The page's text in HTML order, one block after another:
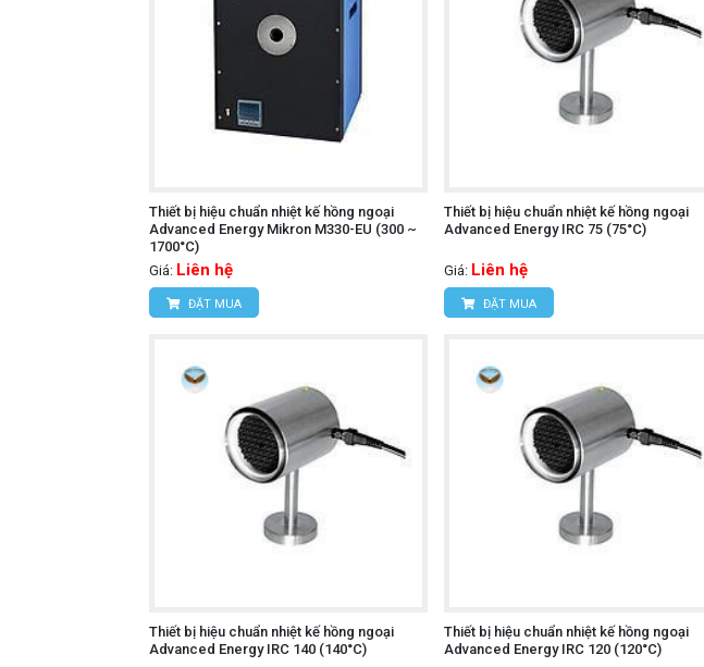
Thiết bị hiệu chuẩn nhiệt kế hồng ngoại
Advanced Energy Mikron M330-EU (300 ~
1700°C)
Giá: Liên hệ
ĐẶT MUA
Thiết bị hiệu chuẩn nhiệt kế hồng ngoại
Advanced Energy IRC 75 (75°C)
Giá: Liên hệ
ĐẶT MUA
Thiết bị hiệu chuẩn nhiệt kế hồng ngoại
Advanced Energy IRC 140 (140°C)
Thiết bị hiệu chuẩn nhiệt kế hồng ngoại
Advanced Energy IRC 120 (120°C)